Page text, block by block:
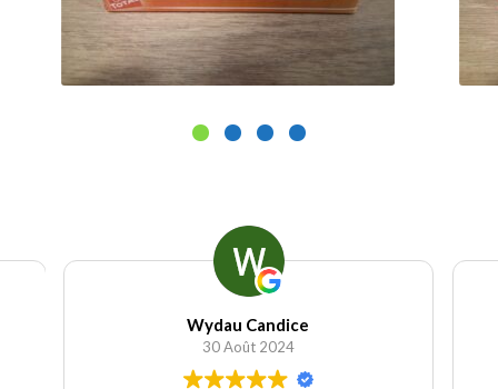
Ajouter au panier
Wydau Candice
30 Août 2024